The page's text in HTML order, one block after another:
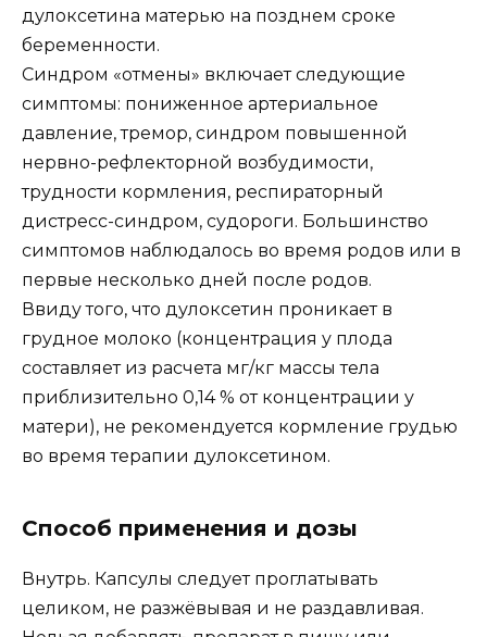
дулоксетина матерью на позднем сроке
беременности.
Синдром «отмены» включает следующие
симптомы: пониженное артериальное
давление, тремор, синдром повышенной
нервно-рефлекторной возбудимости,
трудности кормления, респираторный
дистресс-синдром, судороги. Большинство
симптомов наблюдалось во время родов или в
первые несколько дней после родов.
Ввиду того, что дулоксетин проникает в
грудное молоко (концентрация у плода
составляет из расчета мг/кг массы тела
приблизительно 0,14 % от концентрации у
матери), не рекомендуется кормление грудью
во время терапии дулоксетином.
Способ применения и дозы
Внутрь. Капсулы следует проглатывать
целиком, не разжёвывая и не раздавливая.